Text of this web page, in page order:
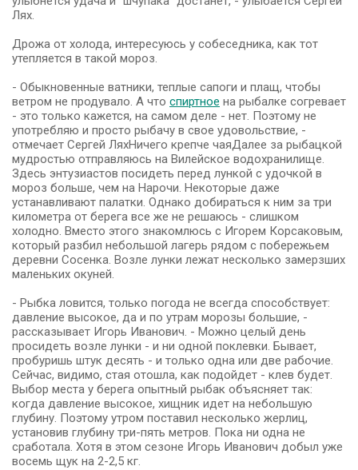
Лях.
Дрожа от холода, интересуюсь у собеседника, как тот
утепляется в такой мороз.
- Обыкновенные ватники, теплые сапоги и плащ, чтобы
ветром не продувало. А что спиртное на рыбалке согревает
- это только кажется, на самом деле - нет. Поэтому не
употребляю и просто рыбачу в свое удовольствие, -
отмечает Сергей ЛяхНичего крепче чаяДалее за рыбацкой
мудростью отправляюсь на Вилейское водохранилище.
Здесь энтузиастов посидеть перед лункой с удочкой в
мороз больше, чем на Нарочи. Некоторые даже
устанавливают палатки. Однако добираться к ним за три
километра от берега все же не решаюсь - слишком
холодно. Вместо этого знакомлюсь с Игорем Корсаковым,
который разбил небольшой лагерь рядом с побережьем
деревни Сосенка. Возле лунки лежат несколько замерзших
маленьких окуней.
- Рыбка ловится, только погода не всегда способствует:
давление высокое, да и по утрам морозы большие, -
рассказывает Игорь Иванович. - Можно целый день
просидеть возле лунки - и ни одной поклевки. Бывает,
пробуришь штук десять - и только одна или две рабочие.
Сейчас, видимо, стая отошла, как подойдет - клев будет.
Выбор места у берега опытный рыбак объясняет так:
когда давление высокое, хищник идет на небольшую
глубину. Поэтому утром поставил несколько жерлиц,
установив глубину три-пять метров. Пока ни одна не
сработала. Хотя в этом сезоне Игорь Иванович добыл уже
восемь щук на 2-2,5 кг.